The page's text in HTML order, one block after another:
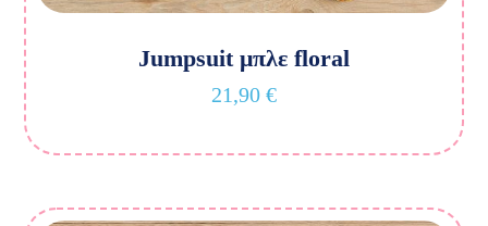
Jumpsuit μπλε floral
21,90 €